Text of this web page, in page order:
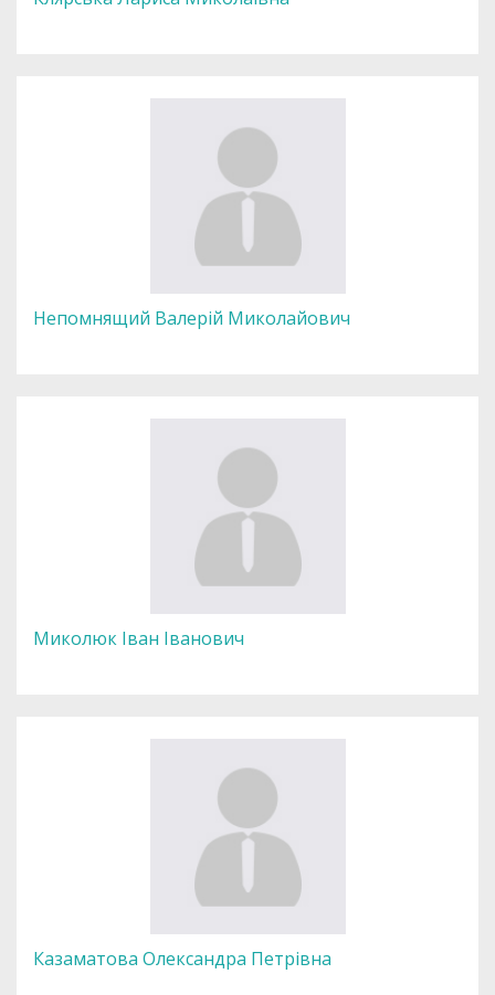
Непомнящий Валерій Миколайович
Миколюк Іван Іванович
Казаматова Олександра Петрівна